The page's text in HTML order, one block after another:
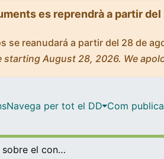
es reprendrà a partir
reanudará a partir del 28 de
August 28, 2026. We
Navega per tot el DD Com
Imposición sobre el consumo (2010)